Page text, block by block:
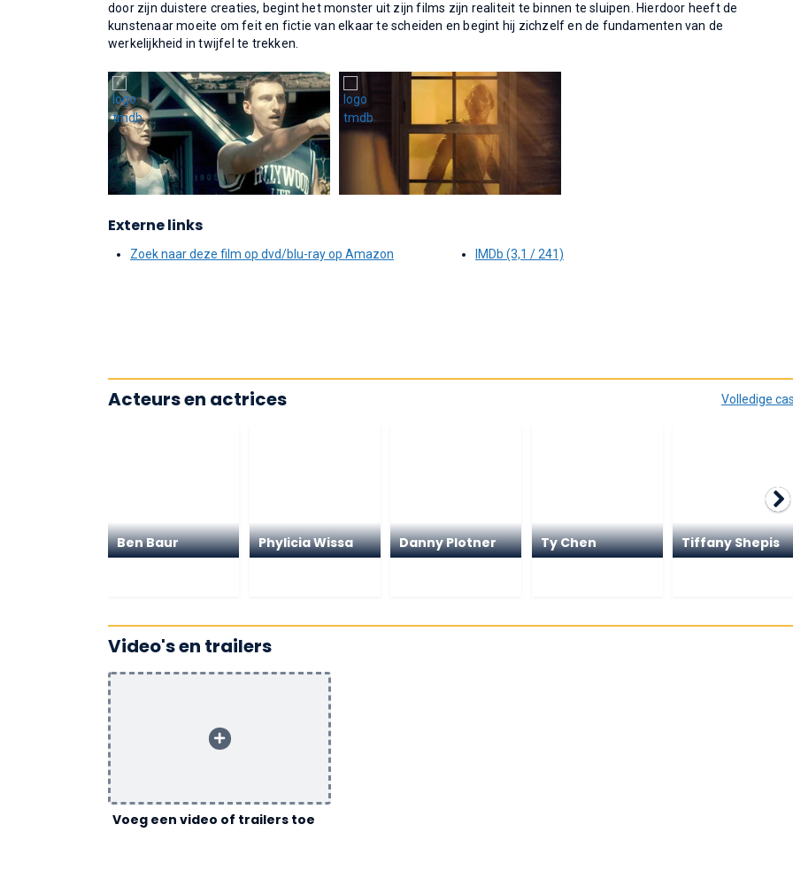
door zijn duistere creaties, begint het monster uit zijn films zijn realiteit te binnen te sluipen. Hierdoor heeft de
kunstenaar moeite om feit en fictie van elkaar te scheiden en begint hij zichzelf en de fundamenten van de
werkelijkheid in twijfel te trekken.
Externe links
Zoek naar deze film op dvd/blu-ray op Amazon IMDb (3,1 / 241)
Volledige
Acteurs en actrices
Ben Baur Phylicia Wissa Danny Plotner Ty Chen Tiffany Shepis
Video's en trailers
Voeg een video of trailers toe